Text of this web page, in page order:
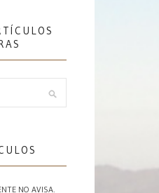
NO AVISA.